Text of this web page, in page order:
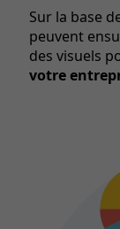
Sur la base
peuvent
des visuels
votre